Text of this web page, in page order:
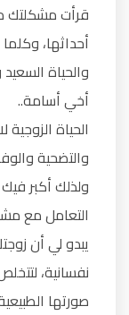
قرأت مشكلتك
أحداثها،
والحياة
أخي أسامة..
الحياة
والتضحية
ولذلك أكبر
التعامل مع
يبدو لي أن
نفسانية،
صورتها